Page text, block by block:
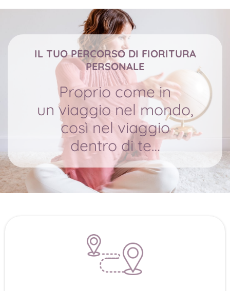
IL TUO PERCORSO DI FIORITURA
PERSONALE
Proprio come in
un viaggio nel mondo,
così nel viaggio
dentro di te…